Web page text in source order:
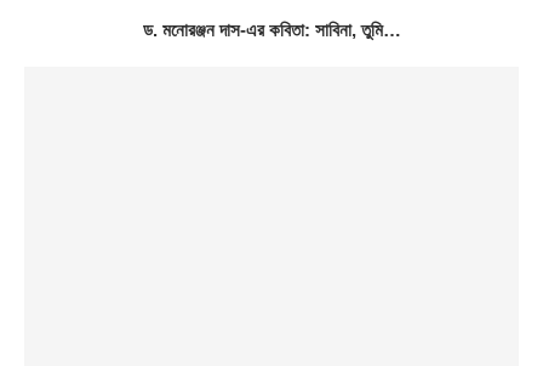
ড. মনোরঞ্জন দাস-এর কবিতা: সাবিনা, তুমি…